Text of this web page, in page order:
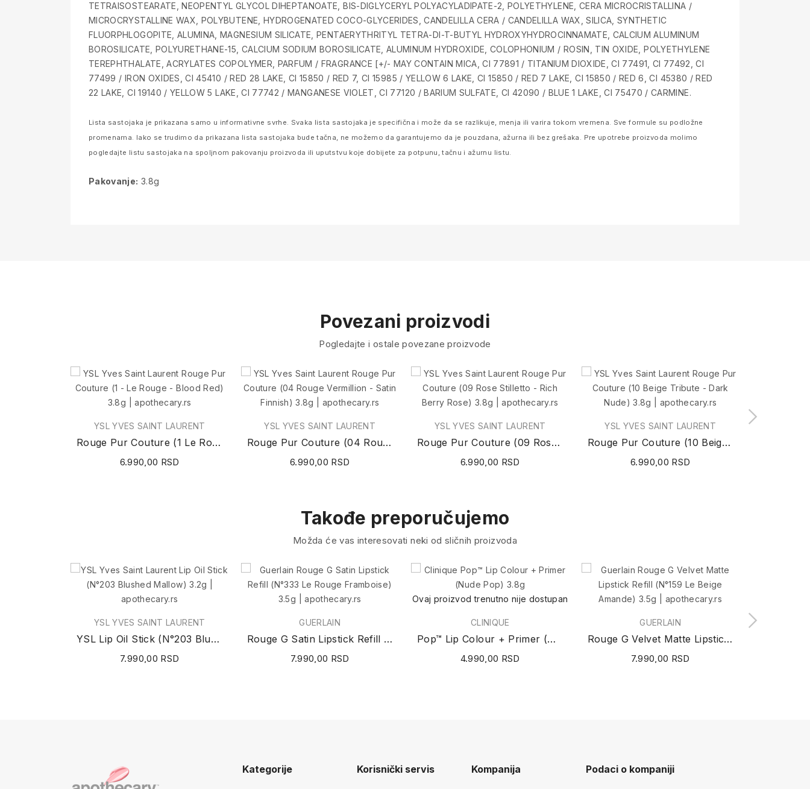
TETRAISOSTEARATE, NEOPENTYL GLYCOL DIHEPTANOATE, BIS-DIGLYCERYL POLYACYLADIPATE-2, POLYETHYLENE, CERA MICROCRISTALLINA /
MICROCRYSTALLINE WAX, POLYBUTENE, HYDROGENATED COCO-GLYCERIDES, CANDELILLA CERA / CANDELILLA WAX, SILICA, SYNTHETIC
FLUORPHLOGOPITE, ALUMINA, MAGNESIUM SILICATE, PENTAERYTHRITYL TETRA-DI-T-BUTYL HYDROXYHYDROCINNAMATE, CALCIUM ALUMINUM
BOROSILICATE, POLYURETHANE-15, CALCIUM SODIUM BOROSILICATE, ALUMINUM HYDROXIDE, COLOPHONIUM / ROSIN, TIN OXIDE, POLYETHYLENE
TEREPHTHALATE, ACRYLATES COPOLYMER, PARFUM / FRAGRANCE [+/- MAY CONTAIN MICA, CI 77891 / TITANIUM DIOXIDE, CI 77491, CI 77492, CI
77499 / IRON OXIDES, CI 45410 / RED 28 LAKE, CI 15850 / RED 7, CI 15985 / YELLOW 6 LAKE, CI 15850 / RED 7 LAKE, CI 15850 / RED 6, CI 45380 / RED
22 LAKE, CI 19140 / YELLOW 5 LAKE, CI 77742 / MANGANESE VIOLET, CI 77120 / BARIUM SULFATE, CI 42090 / BLUE 1 LAKE, CI 75470 / CARMINE.
Lista sastojaka je prikazana samo u informativne svrhe. Svaka lista sastojaka je specifična i može da se razlikuje, menja ili varira tokom vremena. Sve formule su podložne
promenama. Iako se trudimo da prikazana lista sastojaka bude tačna, ne možemo da garantujemo da je pouzdana, ažurna ili bez grešaka. Pre upotrebe proizvoda molimo
pogledajte listu sastojaka na spoljnom pakovanju proizvoda ili uputstvu koje dobijete za potpunu, tačnu i ažurnu listu.
Pakovanje: 3.8g
Povezani proizvodi
Pogledajte i ostale povezane proizvode
YSL YVES SAINT LAURENT
Rouge Pur Couture (1 Le Rouge - Blood Red) 3.8g
6.990,00 RSD
YSL YVES SAINT LAURENT
Rouge Pur Couture (04 Rouge Vermillion - Satin...
6.990,00 RSD
YSL YVES SAINT LAURENT
Rouge Pur Couture (09 Rose Stilletto - Rich...
6.990,00 RSD
YSL YVES SAINT LAURENT
Rouge Pur Couture (10 Beige Tribute - Dark...
6.990,00 RSD
Takođe preporučujemo
Možda će vas interesovati neki od sličnih proizvoda
YSL YVES SAINT LAURENT
YSL Lip Oil Stick (N°203 Blushed Mallow) 3.2g
7.990,00 RSD
GUERLAIN
Rouge G Satin Lipstick Refill (N°333 Le Rouge...
7.990,00 RSD
Ovaj proizvod trenutno nije dostupan
CLINIQUE
Pop™ Lip Colour + Primer (Nude Pop) 3.8g
4.990,00 RSD
GUERLAIN
Rouge G Velvet Matte Lipstick Refill (N°159 Le...
7.990,00 RSD
Kategorije Korisnički servis Kompanija Podaci o kompaniji